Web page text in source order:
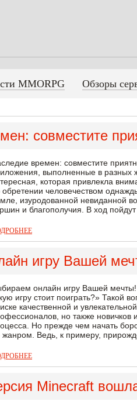
MMORPG Обзоры
совместите
времен: совместите
выполненные в разных
которая привлекла
обретении человечеством
изуродованной невиданной
и благополучия. В ход пойдут
игру Вашей
онлайн игру Вашей
игру стоит поиграть?» Такой
качественной и
но также новичков
Но прежде чем начать
жанром. Ведь, к примеру,
Minecraft